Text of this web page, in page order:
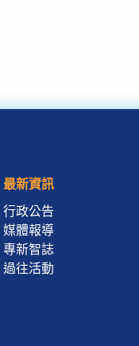
最新資訊
行政公告
媒體報導
專新智誌
過往活動